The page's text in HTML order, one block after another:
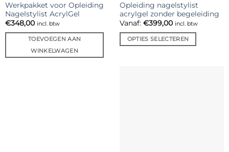
Werkpakket voor Opleiding
Nagelstylist AcrylGel
€348,00 incl. btw
TOEVOEGEN AAN
WINKELWAGEN
Opleiding nagelstylist
acrylgel zonder begeleiding
Vanaf: €399,00 incl. btw
OPTIES SELECTEREN